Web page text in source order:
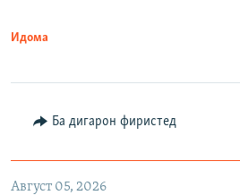
Идома
Ба дигарон фиристед
Август 05, 2026